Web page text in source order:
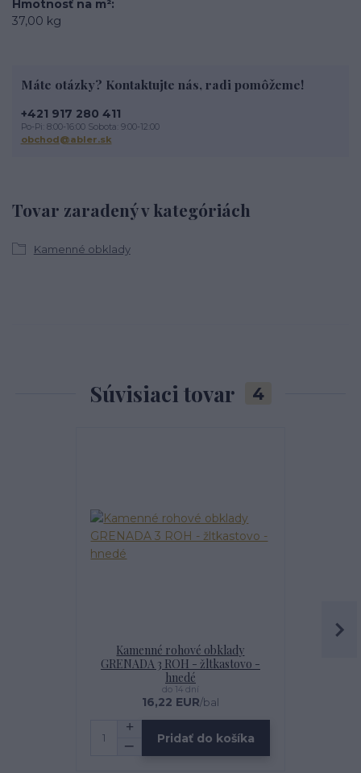
Hmotnosť na m²
37,00 kg
Tovar zaradený v kategóriách
Kamenné obklady
Máte otázky? Kontaktujte nás, radi pomôžeme!
+421 917 280 411
Po-Pi: 8:00-16:00 Sobota: 9:00-12:00
obchod@abler.sk
Súvisiaci tovar 4
Kamenné rohové obklady
GRENADA 3 ROH - žltkastovo -
hnedé
16,22 EUR/bal
do 14 dní
Pridať do košíka